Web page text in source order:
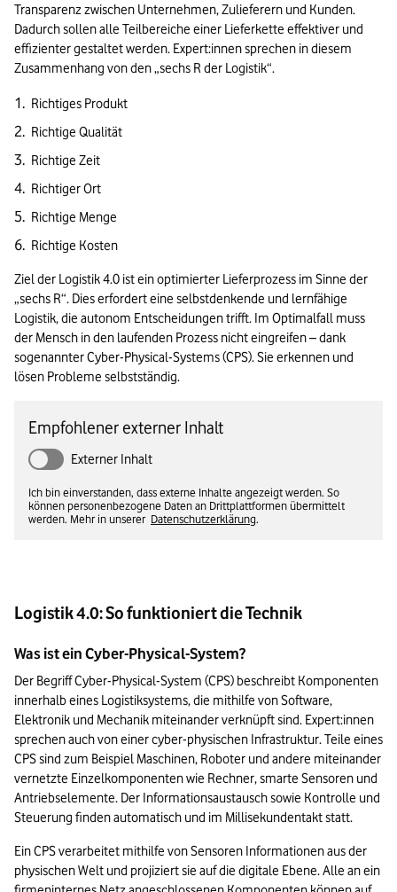
Transparenz zwischen Unternehmen, Zulieferern und Kunden.
Dadurch sollen alle Teilbereiche einer Lieferkette effektiver und
effizienter gestaltet werden. Expert:innen sprechen in diesem
Zusammenhang von den „sechs R der Logistik“.
Richtiges Produkt
Richtige Qualität
Richtige Zeit
Richtiger Ort
Richtige Menge
Richtige Kosten
Ziel der Logistik 4.0 ist ein optimierter Lieferprozess im Sinne der
„sechs R“. Dies erfordert eine selbstdenkende und lernfähige
Logistik, die autonom Entscheidungen trifft. Im Optimalfall muss
der Mensch in den laufenden Prozess nicht eingreifen – dank
sogenannter Cyber-Physical-Systems (CPS). Sie erkennen und
lösen Probleme selbstständig.
Empfohlener externer Inhalt
Externer Inhalt
Ich bin einverstanden, dass externe Inhalte angezeigt werden. So
können personenbezogene Daten an Drittplattformen übermittelt
werden. Mehr in unserer Datenschutzerklärung.
Logistik 4.0: So funktioniert die Technik
Was ist ein Cyber-Physical-System?
Der Begriff Cyber-Physical-System (CPS) beschreibt Komponenten
innerhalb eines Logistiksystems, die mithilfe von Software,
Elektronik und Mechanik miteinander verknüpft sind. Expert:innen
sprechen auch von einer cyber-physischen Infrastruktur. Teile eines
CPS sind zum Beispiel Maschinen, Roboter und andere miteinander
vernetzte Einzelkomponenten wie Rechner, smarte Sensoren und
Antriebselemente. Der Informationsaustausch sowie Kontrolle und
Steuerung finden automatisch und im Millisekundentakt statt.
Ein CPS verarbeitet mithilfe von Sensoren Informationen aus der
physischen Welt und projiziert sie auf die digitale Ebene. Alle an ein